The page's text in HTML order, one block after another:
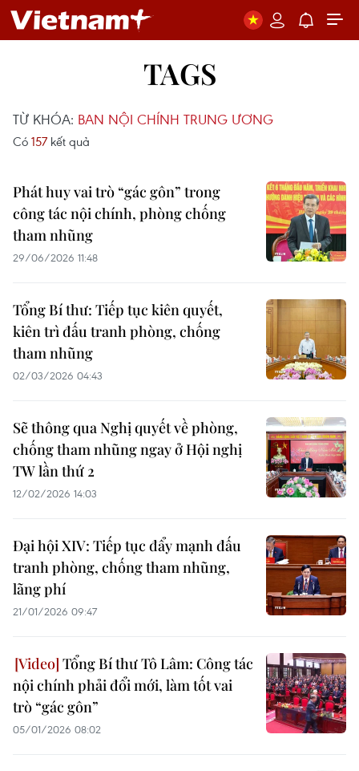
TAGS
TỪ KHÓA: BAN NỘI CHÍNH TRUNG ƯƠNG
Có 157 kết quả
Phát huy vai trò “gác gôn” trong
công tác nội chính, phòng chống
tham nhũng
29/06/2026 11:48
Tổng Bí thư: Tiếp tục kiên quyết,
kiên trì đấu tranh phòng, chống
tham nhũng
02/03/2026 04:43
Sẽ thông qua Nghị quyết về phòng,
chống tham nhũng ngay ở Hội nghị
TW lần thứ 2
12/02/2026 14:03
Đại hội XIV: Tiếp tục đẩy mạnh đấu
tranh phòng, chống tham nhũng,
lãng phí
21/01/2026 09:47
Tổng Bí thư Tô Lâm: Công tác
nội chính phải đổi mới, làm tốt vai
trò “gác gôn”
05/01/2026 08:02